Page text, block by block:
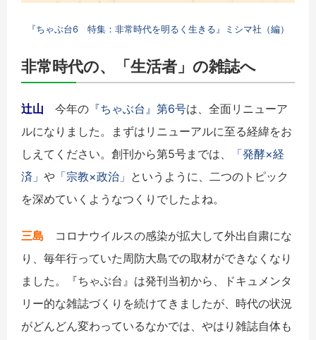
『ちゃぶ台6 特集：非常時代を明るく生きる』ミシマ社（編）
非常時代の、「生活者」の雑誌へ
辻山 今年の 『ちゃぶ台』第6号は、全面リニューア
ルになりました。まずはリニューアルに至る経緯をお
しえてください。創刊から第5号までは、
「発酵×経
済」 や 「宗教×政治」 というように、二つのトピック
を深めていくようなつくりでしたよね。
三島 コロナウイルスの感染が拡大して外出自粛にな
り、毎年行っていた周防大島での取材ができなくなり
ました。『ちゃぶ台』は発刊当初から、ドキュメンタ
リー的な雑誌づくりを続けてきましたが、時代の状況
がどんどん変わっているなかでは、やはり雑誌自体も